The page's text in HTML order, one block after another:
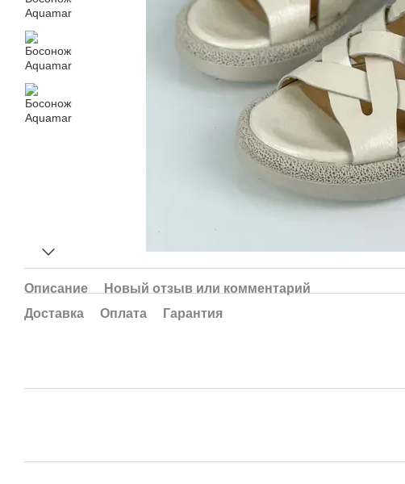
Описание
Новый отзыв или комментарий
Доставка
Оплата Гарантия